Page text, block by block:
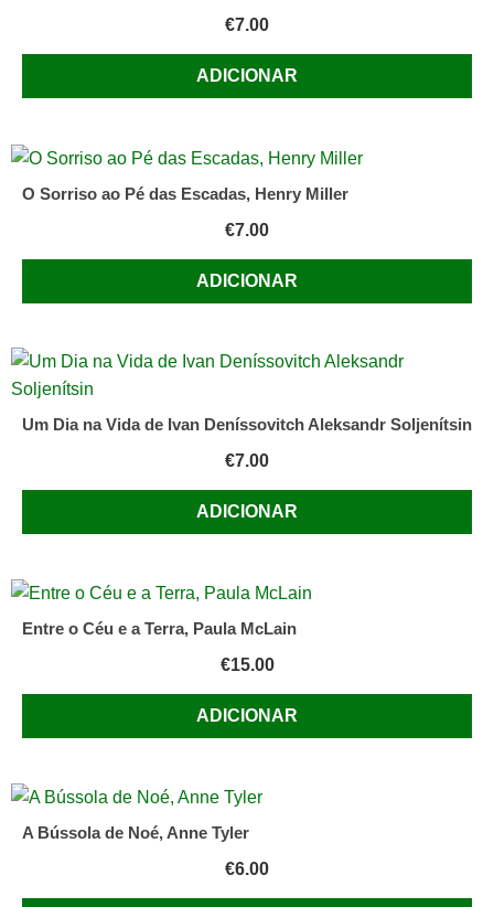
€7.00
ADICIONAR
O Sorriso ao Pé das Escadas, Henry Miller
€7.00
ADICIONAR
Um Dia na Vida de Ivan Deníssovitch Aleksandr Soljenítsin
€7.00
ADICIONAR
Entre o Céu e a Terra, Paula McLain
€15.00
ADICIONAR
A Bússola de Noé, Anne Tyler
€6.00